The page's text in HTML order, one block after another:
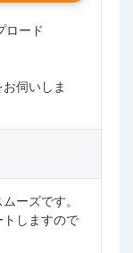
ロード
伺いしま
ーズです。
しますので